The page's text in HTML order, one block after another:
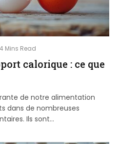
4 Mins Read
calorique : ce que
de notre alimentation
dans de nombreuses
Ils sont…